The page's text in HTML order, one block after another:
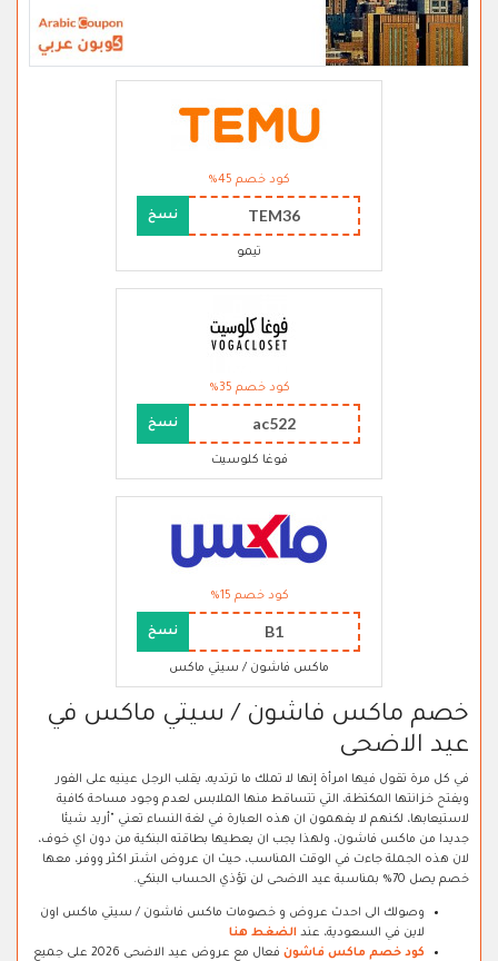
كود خصم 45%
TEM36 نسخ
تيمو
كود خصم 35%
ac522 نسخ
فوغا كلوسيت
كود خصم 15%
B1 نسخ
ماكس فاشون / سيتي ماكس
خصم ماكس فاشون / سيتي ماكس في
عيد الاضحى
في كل مرة تقول فيها امرأة إنها لا تملك ما ترتديه، يقلب الرجل عينيه على الفور
ويفتح خزانتها المكتظة، التي تتساقط منها الملابس لعدم وجود مساحة كافية
لاستيعابها، لكنهم لا يفهمون ان هذه العبارة في لغة النساء تعني "أريد شيئا
جديدا من ماكس فاشون، ولهذا يجب ان يعطيها بطاقته البنكية من دون اي خوف،
لان هذه الجملة جاءت في الوقت المناسب، حيث ان عروض اشتر اكثر ووفر، معها
خصم يصل 70% بمناسبة عيد الاضحى لن تؤذي الحساب البنكي.
وصولك الى احدث عروض و خصومات ماكس فاشون / سيتي ماكس اون
لاين في السعودية، عند الضغط هنا
كود خصم ماكس فاشون
فعال مع عروض عيد الاضحى 2026 على جميع